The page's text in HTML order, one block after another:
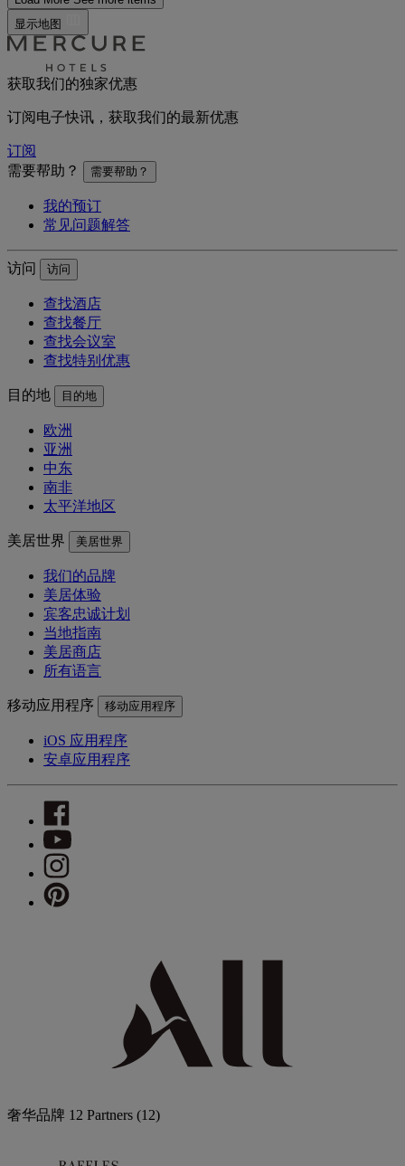
显示地图
获取我们的独家优惠
订阅电子快讯，获取我们的最新优惠
订阅
需要帮助？
需要帮助？
我的预订
常见问题解答
访问 访问
查找酒店
查找餐厅
查找会议室
查找特别优惠
目的地 目的地
欧洲
亚洲
中东
南非
太平洋地区
美居世界 美居世界
我们的品牌
美居体验
宾客忠诚计划
当地指南
美居商店
所有语言
移动应用程序 移动应用程序
iOS 应用程序
安卓应用程序
奢华品牌 12 Partners (12)